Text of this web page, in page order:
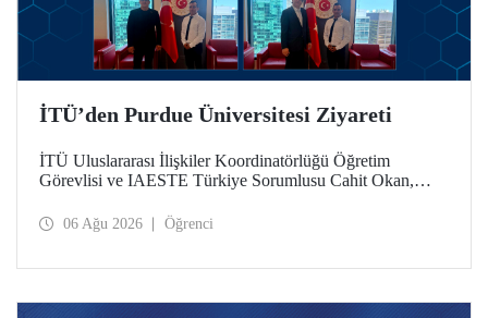
İTÜ’den Purdue Üniversitesi Ziyareti
İTÜ Uluslararası İlişkiler Koordinatörlüğü Öğretim
Görevlisi ve IAESTE Türkiye Sorumlusu Cahit Okan,
Temmuz tarihlerinde ABD’de dünyanın önde gelen
06 Ağu 2026 Öğrenci